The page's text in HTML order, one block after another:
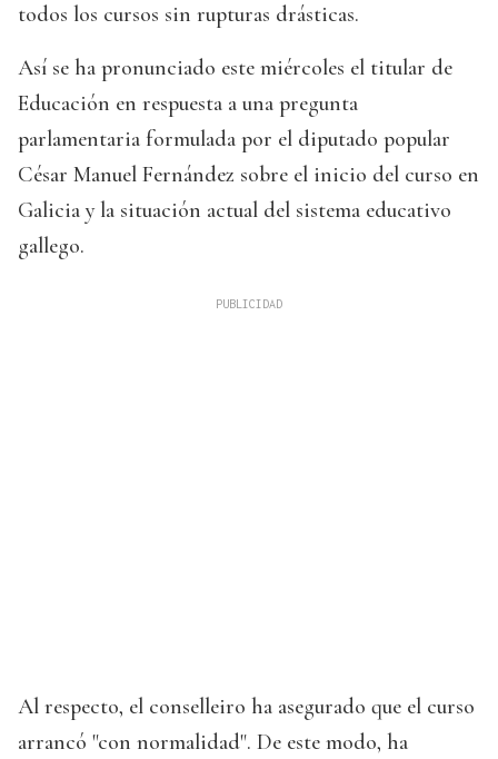
todos los cursos sin rupturas drásticas.
Así se ha pronunciado este miércoles el titular de
Educación en respuesta a una pregunta
parlamentaria formulada por el diputado popular
César Manuel Fernández sobre el inicio del curso en
Galicia y la situación actual del sistema educativo
gallego.
Al respecto, el conselleiro ha asegurado que el curso
arrancó "con normalidad". De este modo, ha